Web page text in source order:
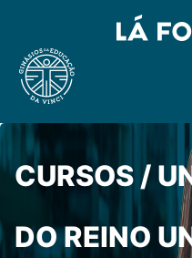
CURSOS /
DO REINO